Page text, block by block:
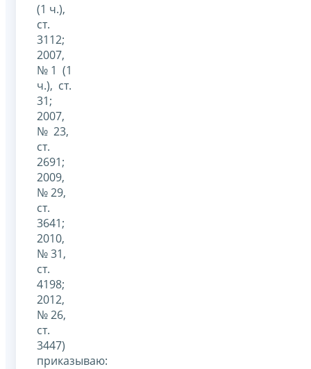
(1 ч.),
ст.
3112;
2007,
№ 1 (1
ч.), ст.
31;
2007,
№ 23,
ст.
2691;
2009,
№ 29,
ст.
3641;
2010,
№ 31,
ст.
4198;
2012,
№ 26,
ст.
3447)
приказываю: